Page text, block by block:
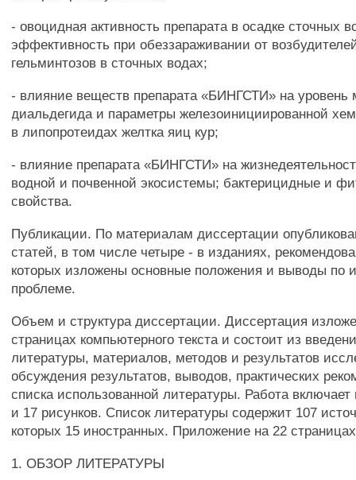
- овоцидная активность препарата в осадке сточных
эффективность при обеззараживании от
гельминтозов в сточных водах;
- влияние веществ препарата «БИНГСТИ» на уровень
диальдегида и параметры железоинициированной
в липопротеидах желтка яиц кур;
- влияние препарата «БИНГСТИ» на
водной и почвенной экосистемы; бактерицидные и
свойства.
Публикации. По материалам диссертации
статей, в том числе четыре - в изданиях,
которых изложены основные положения и выводы по
проблеме.
Объем и структура диссертации. Диссертация
страницах компьютерного текста и состоит из
литературы, материалов, методов и результатов
обсуждения результатов, выводов, практических
списка использованной литературы. Работа
и 17 рисунков. Список литературы содержит 107
которых 15 иностранных. Приложение на 22
1. ОБЗОР ЛИТЕРАТУРЫ